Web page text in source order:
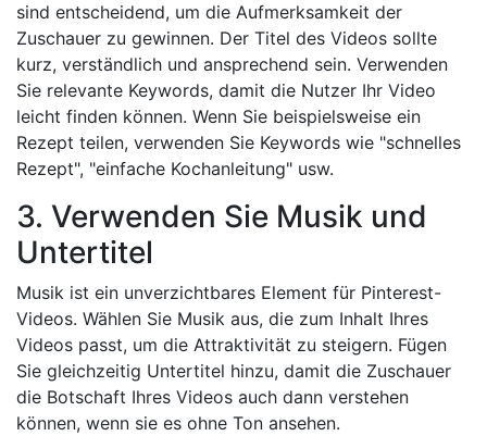
sind entscheidend, um die Aufmerksamkeit der
Zuschauer zu gewinnen. Der Titel des Videos sollte
kurz, verständlich und ansprechend sein. Verwenden
Sie relevante Keywords, damit die Nutzer Ihr Video
leicht finden können. Wenn Sie beispielsweise ein
Rezept teilen, verwenden Sie Keywords wie "schnelles
Rezept", "einfache Kochanleitung" usw.
3. Verwenden Sie Musik und
Untertitel
Musik ist ein unverzichtbares Element für Pinterest-
Videos. Wählen Sie Musik aus, die zum Inhalt Ihres
Videos passt, um die Attraktivität zu steigern. Fügen
Sie gleichzeitig Untertitel hinzu, damit die Zuschauer
die Botschaft Ihres Videos auch dann verstehen
können, wenn sie es ohne Ton ansehen.